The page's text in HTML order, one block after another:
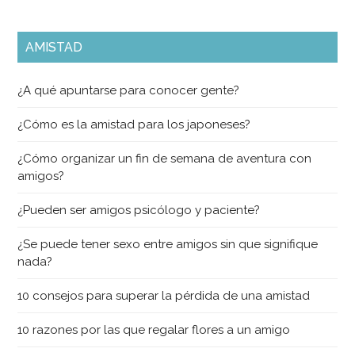
AMISTAD
¿A qué apuntarse para conocer gente?
¿Cómo es la amistad para los japoneses?
¿Cómo organizar un fin de semana de aventura con
amigos?
¿Pueden ser amigos psicólogo y paciente?
¿Se puede tener sexo entre amigos sin que signifique
nada?
10 consejos para superar la pérdida de una amistad
10 razones por las que regalar flores a un amigo